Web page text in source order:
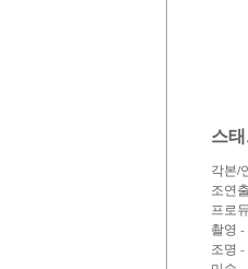
스
각본/
조연
프로
촬영
조명